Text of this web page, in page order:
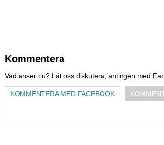
Kommentera
Vad anser du? Låt oss diskutera, antingen med
KOMMENTERA MED FACEBOOK